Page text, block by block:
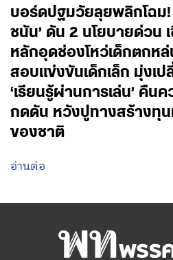
บอร์ดปฐมวัยลุยพลิกโฉม!
ชนัน’ ดัน 2 นโยบายด่วน
หลักอุดช่องโหว่เด็กตกห
สอบแข่งขันเด็กเล็ก มุ่งเป
‘เรียนรู้ผ่านการเล่น’ คืน
กดดัน หวังปูทางสร้างทุ
ของชาติ
อ่านต่อ